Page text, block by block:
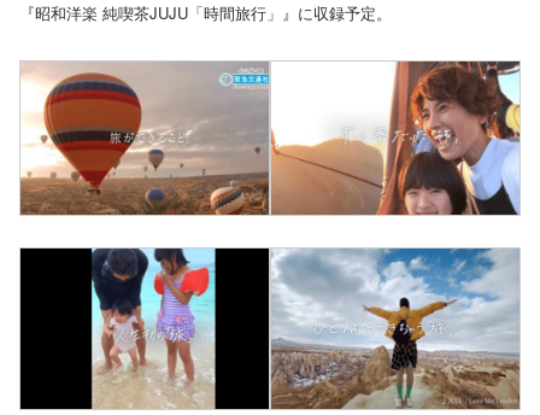
『昭和洋楽 純喫茶JUJU「時間旅行」』に収録予定。